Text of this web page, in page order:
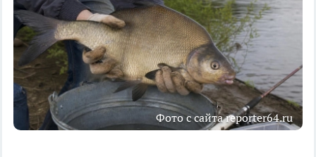
Фото с сайта reporter64.ru